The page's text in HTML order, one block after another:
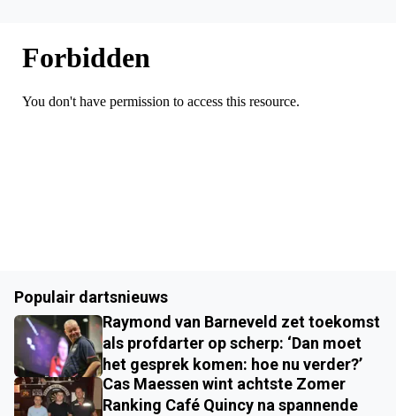
Populair dartsnieuws
Raymond van Barneveld zet toekomst
als profdarter op scherp: ‘Dan moet
het gesprek komen: hoe nu verder?’
Cas Maessen wint achtste Zomer
Ranking Café Quincy na spannende